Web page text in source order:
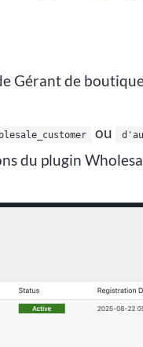
Gérant de
ou
du plugin